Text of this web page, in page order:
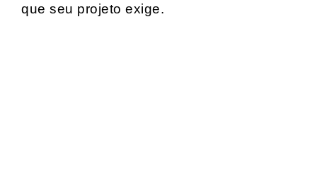
que seu projeto exige.